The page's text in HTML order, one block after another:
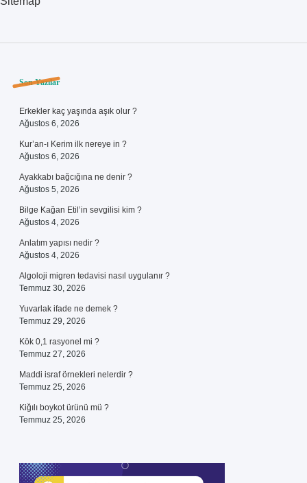
Sidebar
Son Yazılar
Erkekler kaç yaşında aşık olur ?
Ağustos 6, 2026
Kur’an-ı Kerim ilk nereye in ?
Ağustos 6, 2026
Ayakkabı bağcığına ne denir ?
Ağustos 5, 2026
Bilge Kağan Etil’in sevgilisi kim ?
Ağustos 4, 2026
Anlatım yapısı nedir ?
Ağustos 4, 2026
Algoloji migren tedavisi nasıl uygulanır ?
Temmuz 30, 2026
Yuvarlak ifade ne demek ?
Temmuz 29, 2026
Kök 0,1 rasyonel mi ?
Temmuz 27, 2026
Maddi israf örnekleri nelerdir ?
Temmuz 25, 2026
Kiğılı boykot ürünü mü ?
Temmuz 25, 2026